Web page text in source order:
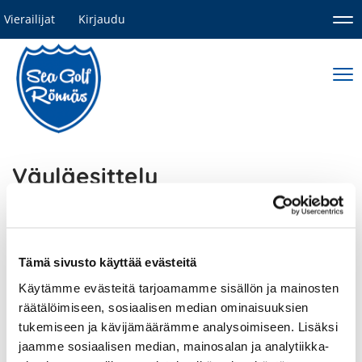
Tämä sivusto käyttää evästeitä
Käytämme evästeitä tarjoamamme sisällön ja mainosten
räätälöimiseen, sosiaalisen median ominaisuuksien
tukemiseen ja kävijämäärämme analysoimiseen. Lisäksi
jaamme sosiaalisen median, mainosalan ja analytiikka-
Vierailijat Kirjaudu
Väyläesittely
Väylä 2